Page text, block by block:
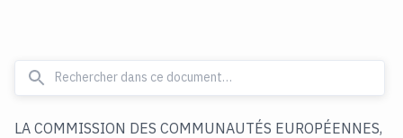
LA COMMISSION DES COMMUNAUTÉS EUROPÉENNES,